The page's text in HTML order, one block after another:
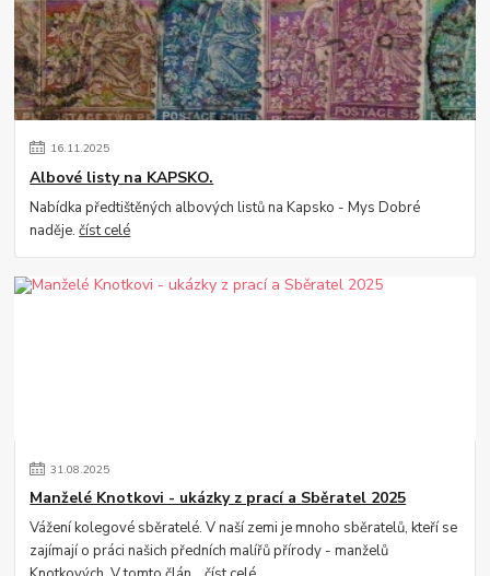
16.11.2025
Albové listy na KAPSKO.
Nabídka předtištěných albových listů na Kapsko - Mys Dobré
naděje.číst celé
31.08.2025
Manželé Knotkovi - ukázky z prací a Sběratel 2025
Vážení kolegové sběratelé. V naší zemi je mnoho sběratelů, kteří se
zajímají o práci našich předních malířů přírody - manželů